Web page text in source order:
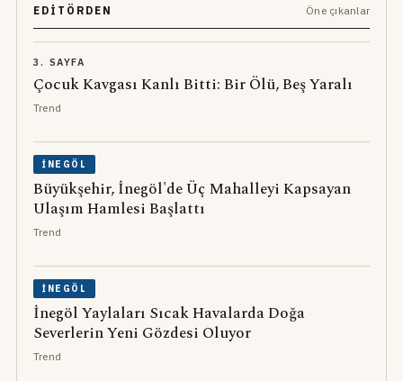
EDITÖRDEN Öne çıkanlar
3. SAYFA
Çocuk Kavgası Kanlı Bitti: Bir Ölü, Beş Yaralı
Trend
İNEGÖL
Büyükşehir, İnegöl'de Üç Mahalleyi Kapsayan
Ulaşım Hamlesi Başlattı
Trend
İNEGÖL
İnegöl Yaylaları Sıcak Havalarda Doğa
Severlerin Yeni Gözdesi Oluyor
Trend